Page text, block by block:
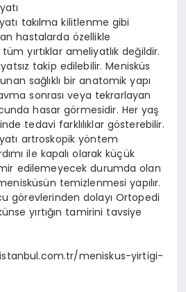
takılma kilitlenme gibi
hastalarda özellikle
yırtıklar ameliyatlık değildir.
takip edilebilir. Menisküs
sağlıklı bir anatomik yapı
sonrası veya tekrarlayan
hasar görmesidir. Her yaş
tedavi farklılıklar gösterebilir.
artroskopik yöntem
ile kapalı olarak küçük
edilemeyecek durumda olan
temizlenmesi yapılır.
görevlerinden dolayı Ortopedi
yırtığın tamirini tavsiye
meniskus-yirtigi-